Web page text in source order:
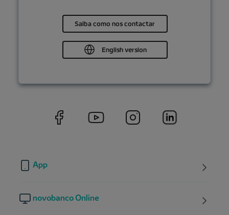
Saiba como nos contactar
English version
App
novobanco Online